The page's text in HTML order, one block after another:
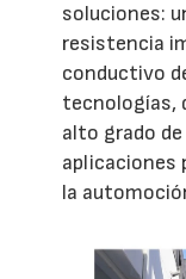
soluciones:
resistencia
conductivo
tecnologías,
alto grado
aplicaciones
la